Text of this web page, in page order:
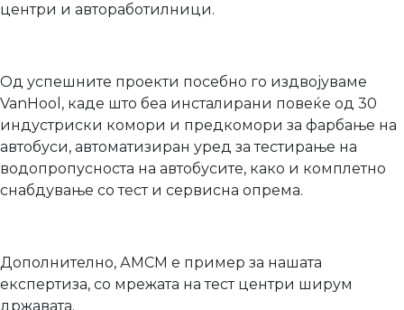
центри и автоработилници.
Од успешните проекти посебно го издвојуваме
VanHool, каде што беа инсталирани повеќе од 30
индустриски комори и предкомори за фарбање на
автобуси, автоматизиран уред за тестирање на
водопропусноста на автобусите, како и комплетно
снабдување со тест и сервисна опрема.
Дополнително, АМСМ е пример за нашата
експертиза, со мрежата на тест центри ширум
државата.